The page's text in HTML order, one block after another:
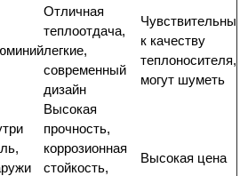
Отличная
теплоотдача,
легкие,
современный
дизайн
Чувствительны
к качеству
теплоносителя,
могут шуметь
Высокая
прочность,
коррозионная
стойкость,
Высокая цена